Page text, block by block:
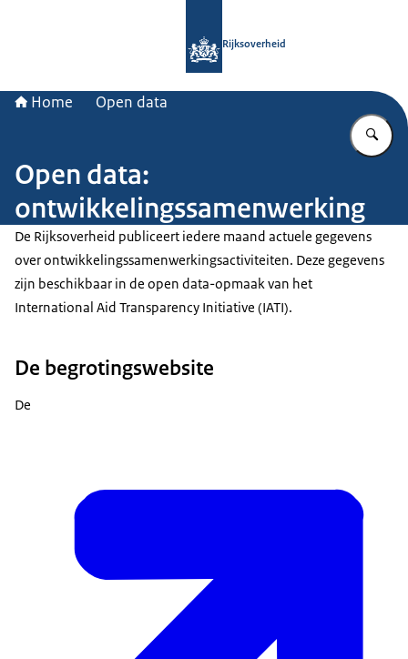
Rijksoverheid
Home Open data
Open data:
ontwikkelingssamenwerking
De Rijksoverheid publiceert iedere maand actuele gegevens
over ontwikkelingssamenwerkingsactiviteiten. Deze gegevens
zijn beschikbaar in de open data-opmaak van het
International Aid Transparency Initiative (IATI).
De begrotingswebsite
De